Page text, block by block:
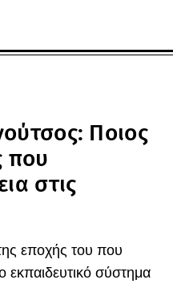
Ποιος
που
στις
εποχής του που
εκπαιδευτικό σύστημα